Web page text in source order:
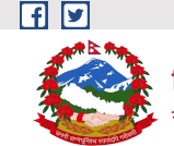
Skip to main content